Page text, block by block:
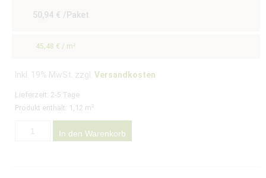
50,94 € /Paket
45,48 € / m²
Inkl. 19% MwSt. zzgl. Versandkosten
Lieferzeit: 2-5 Tage
Produkt enthält: 1,12 m²
In den Warenkorb